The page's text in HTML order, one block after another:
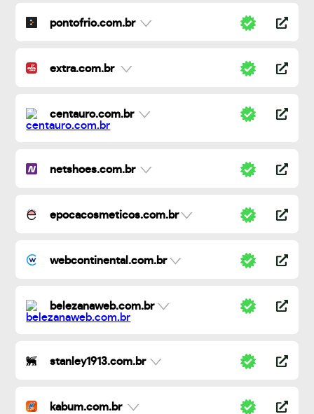
pontofrio.com.br
extra.com.br
centauro.com.br
netshoes.com.br
epocacosmeticos.com.br
webcontinental.com.br
belezanaweb.com.br
stanley1913.com.br
kabum.com.br